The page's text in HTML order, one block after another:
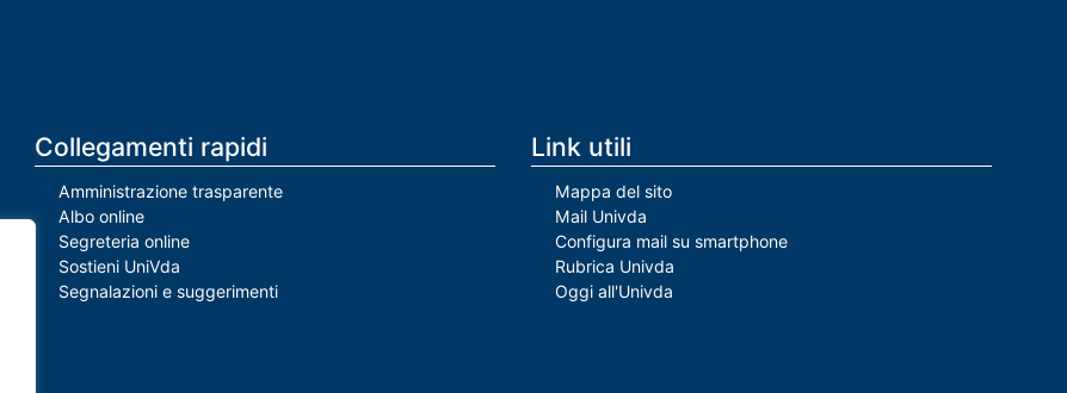
Collegamenti rapidi
Amministrazione trasparente
Albo online
Segreteria online
Sostieni UniVda
Segnalazioni e suggerimenti
Link utili
Mappa del sito
Mail Univda
Configura mail su smartphone
Rubrica Univda
Oggi all'Univda